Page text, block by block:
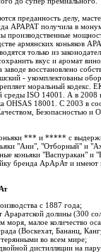
преданность делу,
АРАРАТ получила в
производственные
армянских коньяков
только из
вкус и аромат
восстановлено
- укомплектованы
моральный кодекс.
ISO 14001. А в 2008
OHSAS 18001. C 2003 в
Безопасностью и
*** и ***** с
"Ани", "Отборный" и
коньяки "Васпуракан" и
бренда АрАрАт и имеют
с 1887 года;
Араратской долины (300
моря, малое количество
(Воскехат, Бананц,
во всем мире;
дистилляции на